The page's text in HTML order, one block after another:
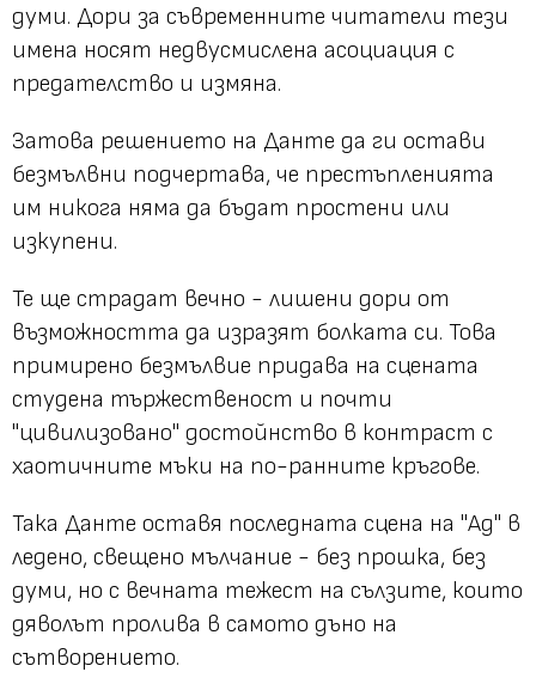
думи. Дори за съвременните читатели тези
имена носят недвусмислена асоциация с
предателство и измяна.
Затова решението на Данте да ги остави
безмълвни подчертава, че престъпленията
им никога няма да бъдат простени или
изкупени.
Те ще страдат вечно - лишени дори от
възможността да изразят болката си. Това
примирено безмълвие придава на сцената
студена тържественост и почти
"цивилизовано" достойнство в контраст с
хаотичните мъки на по-ранните кръгове.
Така Данте оставя последната сцена на "Ад" в
ледено, свещено мълчание - без прошка, без
думи, но с вечната тежест на сълзите, които
дяволът пролива в самото дъно на
сътворението.